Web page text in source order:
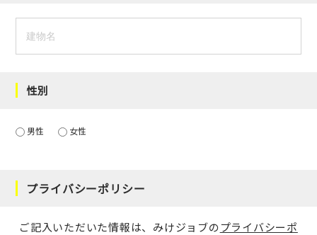
性別
男性 女性
プライバシーポリシー
ご記入いただいた情報は、みけジョブのプライバシーポ